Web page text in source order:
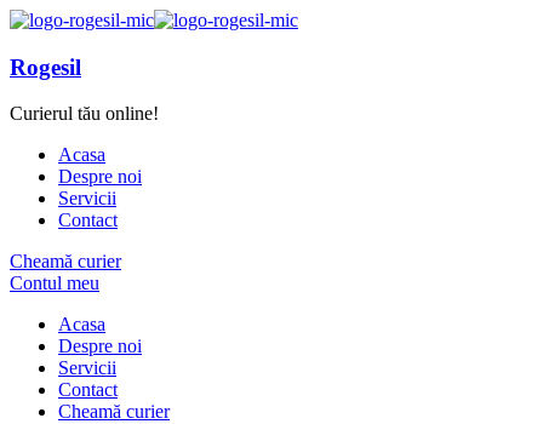
Rogesil
Curierul tău online!
Acasa
Despre noi
Servicii
Contact
Cheamă curier
Contul meu
Acasa
Despre noi
Servicii
Contact
Cheamă curier